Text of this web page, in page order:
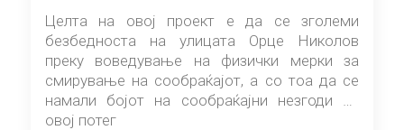
Целта на овој проект е да се зголеми
безбедноста на улицата Орце Николов
преку воведување на физички мерки за
смирување на сообраќајот, а со тоа да се
намали бојот на сообраќајни незгоди на
овој потег